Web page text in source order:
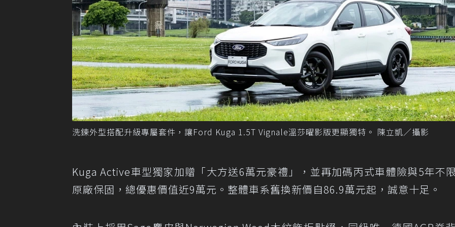
洗鍊外型搭配升級專屬套件，讓Ford Kuga 1.5T Vignale溫莎曜影版更顯獨特。 陳立凱／攝影
Kuga Active車型獨家加贈「大方送6萬元豪禮」，並再加碼丙式車體險與5年不
原廠保固，總優惠價值近9萬元。整體車系舊換新價自86.9萬元起，誠意十足。